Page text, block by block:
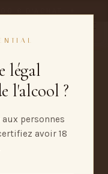
légal
l'alcool ?
aux personnes
avoir 18
VS
· MAISON